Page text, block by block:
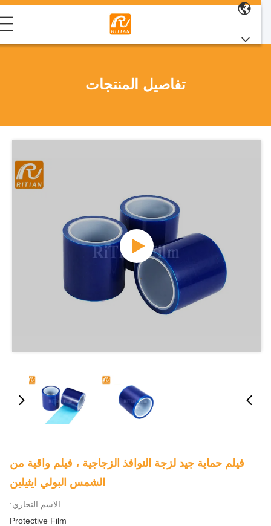
تفاصيل المنتجات
فيلم حماية جيد لزجة النوافذ الزجاجية ، فيلم واقية من
الشمس البولي ايثيلين
الاسم التجاري:
Protective Film